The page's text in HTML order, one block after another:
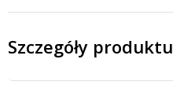
Szczegóły produktu